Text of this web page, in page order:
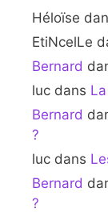
Héloïse
EtiNcelLe
Bernard
luc dans
Bernard
?
luc dans
Bernard
?